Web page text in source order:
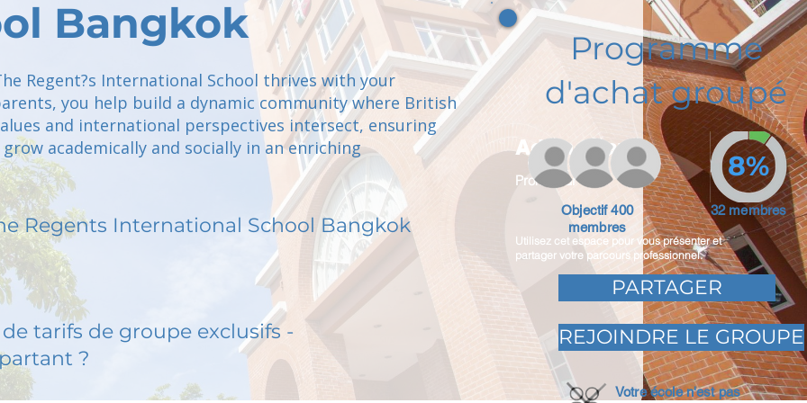
Bangkok
Regent?s International School thrives with your
you help build a dynamic community where British
and international perspectives intersect, ensuring
academically and socially in an enriching
Regents International School Bangkok
tarifs de groupe exclusifs -
?
Adam Caar
Promoteur
Utilisez cet espace pour vous présenter et
partager votre parcours professionnel.
Programme
d'achat groupé
Objectif 400
membres
32 membres
8%
PARTAGER
REJOINDRE LE GROUPE
Votre école n'est pas